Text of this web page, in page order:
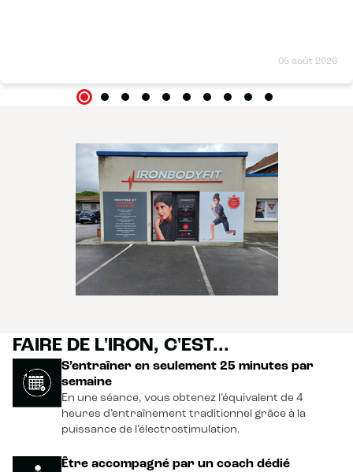
05 août 2026
FAIRE DE L'IRON, C'EST...
S’entraîner en seulement 25 minutes par
semaine
En une séance, vous obtenez l’équivalent de 4
heures d’entraînement traditionnel grâce à la
puissance de l’électrostimulation.
Être accompagné par un coach dédié